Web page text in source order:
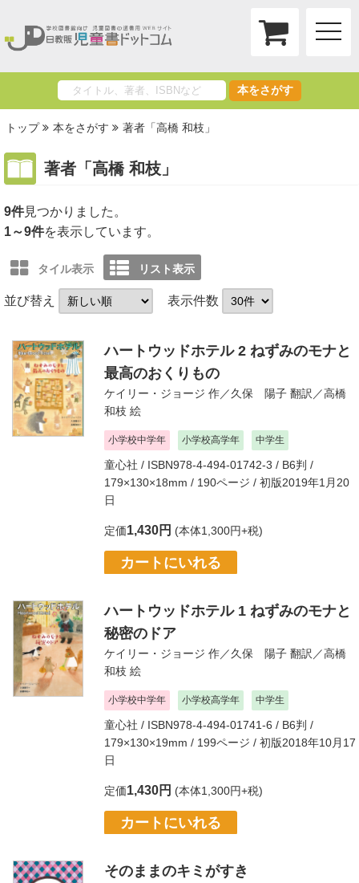
toggle
本をさがす
トップ 本をさがす 著者「高橋 和枝」
著者「高橋 和枝」
9件
1～9件を表示しています。
タイル表示 リスト表示
並び替え 表示件数
ハートウッドホテル 2 ねずみのモナと
最高のおくりもの
ケイリー・ジョージ 作／久保 陽子 翻訳／高橋
和枝 絵
小学校中学年 小学校高学年 中学生
童心社 / ISBN978-4-494-01742-3 / B6判 /
179×130×18mm / 190ページ / 初版2019年1月20
日
定価1,430円 (本体1,300円+税)
カートにいれる
ハートウッドホテル 1 ねずみのモナと
秘密のドア
ケイリー・ジョージ 作／久保 陽子 翻訳／高橋
和枝 絵
小学校中学年 小学校高学年 中学生
童心社 / ISBN978-4-494-01741-6 / B6判 /
179×130×19mm / 199ページ / 初版2018年10月17
日
定価1,430円 (本体1,300円+税)
カートにいれる
そのままのキミがすき